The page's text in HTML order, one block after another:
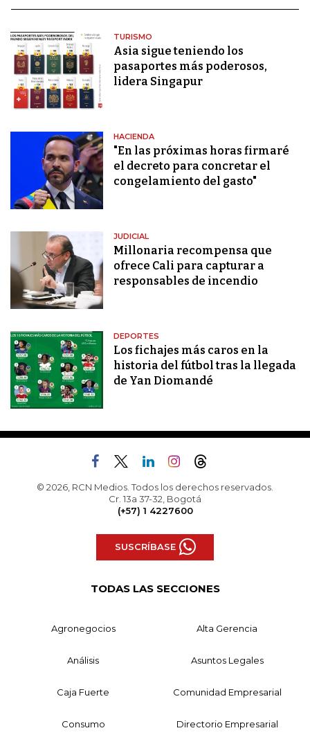
TURISMO
Asia sigue teniendo los
pasaportes más poderosos,
lidera Singapur
HACIENDA
"En las próximas horas firmaré
el decreto para concretar el
congelamiento del gasto"
JUDICIAL
Millonaria recompensa que
ofrece Cali para capturar a
responsables de incendio
DEPORTES
Los fichajes más caros en la
historia del fútbol tras la llegada
de Yan Diomandé
© 2026, RCN Medios. Todos los derechos reservados.
Cr. 13a 37-32, Bogotá
(+57) 1 4227600
SUSCRÍBASE
TODAS LAS SECCIONES
Agronegocios Alta Gerencia
Análisis Asuntos Legales
Caja Fuerte Comunidad Empresarial
Consumo Directorio Empresarial